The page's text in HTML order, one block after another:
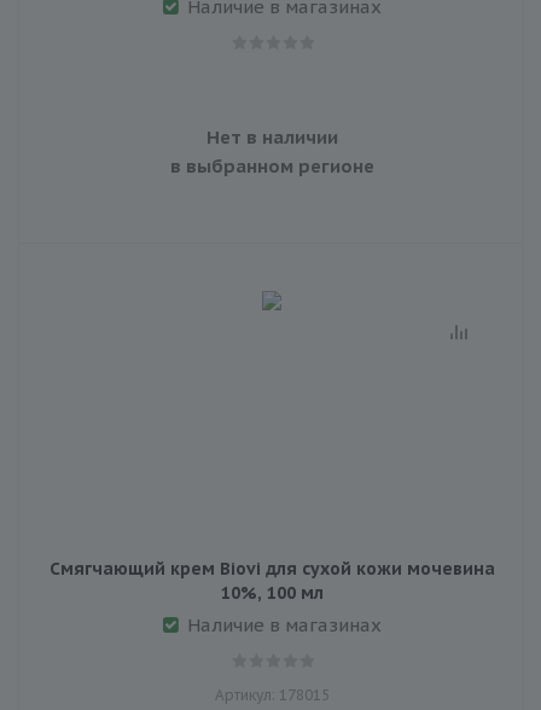
Наличие в магазинах
Нет в наличии
в выбранном регионе
Смягчающий крем Biovi для сухой кожи мочевина
10%, 100 мл
Наличие в магазинах
Артикул: 178015